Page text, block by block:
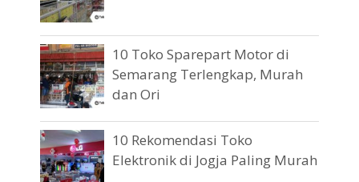
10 Toko Sparepart Motor di
Semarang Terlengkap, Murah
dan Ori
10 Rekomendasi Toko
Elektronik di Jogja Paling Murah